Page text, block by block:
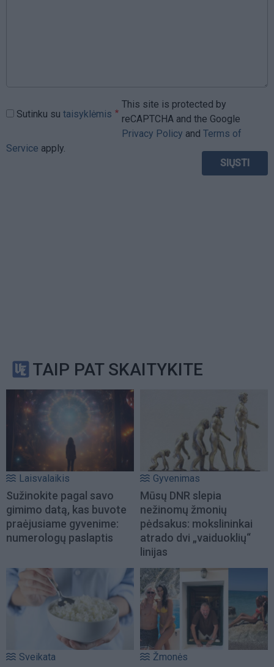
Sutinku su taisyklėmis
This site is protected by
reCAPTCHA and the Google
Privacy Policy and Terms of
Service apply.
TAIP PAT SKAITYKITE
Laisvalaikis
Sužinokite pagal savo
gimimo datą, kas buvote
praėjusiame gyvenime:
numerologų paslaptis
Gyvenimas
Mūsų DNR slepia
nežinomų žmonių
pėdsakus: mokslininkai
atrado dvi „vaiduoklių“
linijas
Sveikata Žmonės